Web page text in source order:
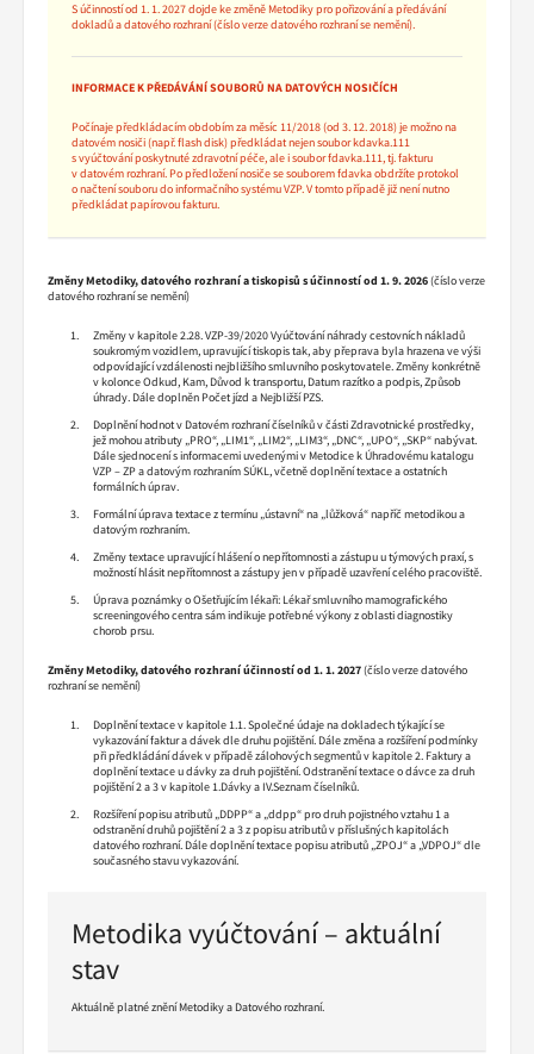
S účinností od 1. 1. 2027 dojde ke změně Metodiky pro pořizování a předávání
dokladů a datového rozhraní (číslo verze datového rozhraní se nemění).
INFORMACE K PŘEDÁVÁNÍ SOUBORŮ NA DATOVÝCH NOSIČÍCH
Počínaje předkládacím obdobím za měsíc 11/2018 (od 3. 12. 2018) je možno na
datovém nosiči (např. flash disk) předkládat nejen soubor kdavka.111
s vyúčtování poskytnuté zdravotní péče, ale i soubor fdavka.111, tj. fakturu
v datovém rozhraní. Po předložení nosiče se souborem fdavka obdržíte protokol
o načtení souboru do informačního systému VZP. V tomto případě již není nutno
předkládat papírovou fakturu.
Změny Metodiky, datového rozhraní a tiskopisů s účinností od 1. 9. 2026(číslo verze
datového rozhraní se nemění)
Změny v kapitole 2.28. VZP-39/2020 Vyúčtování náhrady cestovních nákladů
soukromým vozidlem, upravující tiskopis tak, aby přeprava byla hrazena ve výši
odpovídající vzdálenosti nejbližšího smluvního poskytovatele. Změny konkrétně
v kolonce Odkud, Kam, Důvod k transportu, Datum razítko a podpis, Způsob
úhrady. Dále doplněn Počet jízd a Nejbližší PZS.
Doplnění hodnot v Datovém rozhraní číselníků v části Zdravotnické prostředky,
jež mohou atributy „PRO“, „LIM1“, „LIM2“, „LIM3“, „DNC“, „UPO“, „SKP“ nabývat.
Dále sjednocení s informacemi uvedenými v Metodice k Úhradovému katalogu
VZP – ZP a datovým rozhraním SÚKL, včetně doplnění textace a ostatních
formálních úprav.
Formální úprava textace z termínu „ústavní“ na „lůžková“ napříč metodikou a
datovým rozhraním.
Změny textace upravující hlášení o nepřítomnosti a zástupu u týmových praxí, s
možností hlásit nepřítomnost a zástupy jen v případě uzavření celého pracoviště.
Úprava poznámky o Ošetřujícím lékaři: Lékař smluvního mamografického
screeningového centra sám indikuje potřebné výkony z oblasti diagnostiky
chorob prsu.
Změny Metodiky, datového rozhraní účinností od 1. 1. 2027(číslo verze datového
rozhraní se nemění)
Doplnění textace v kapitole 1.1. Společné údaje na dokladech týkající se
vykazování faktur a dávek dle druhu pojištění. Dále změna a rozšíření podmínky
při předkládání dávek v případě zálohových segmentů v kapitole 2. Faktury a
doplnění textace u dávky za druh pojištění. Odstranění textace o dávce za druh
pojištění 2 a 3 v kapitole 1.Dávky a IV.Seznam číselníků.
Rozšíření popisu atributů „DDPP“ a „ddpp“ pro druh pojistného vztahu 1 a
odstranění druhů pojištění 2 a 3 z popisu atributů v příslušných kapitolách
datového rozhraní. Dále doplnění textace popisu atributů „ZPOJ“ a „VDPOJ“ dle
současného stavu vykazování.
Metodika vyúčtování – aktuální
stav
Aktuálně platné znění Metodiky a Datového rozhraní.